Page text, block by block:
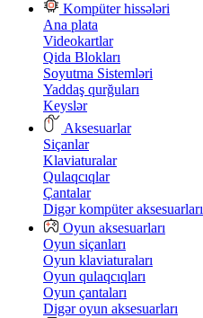
Kompüter hissələri
Ana plata
Videokartlar
Qida Blokları
Soyutma Sistemləri
Yaddaş qurğuları
Keyslər
Aksesuarlar
Siçanlar
Klaviaturalar
Qulaqcıqlar
Çantalar
Digər kompüter aksesuarları
Oyun aksesuarları
Oyun siçanları
Oyun klaviaturaları
Oyun qulaqcıqları
Oyun çantaları
Digər oyun aksesuarları